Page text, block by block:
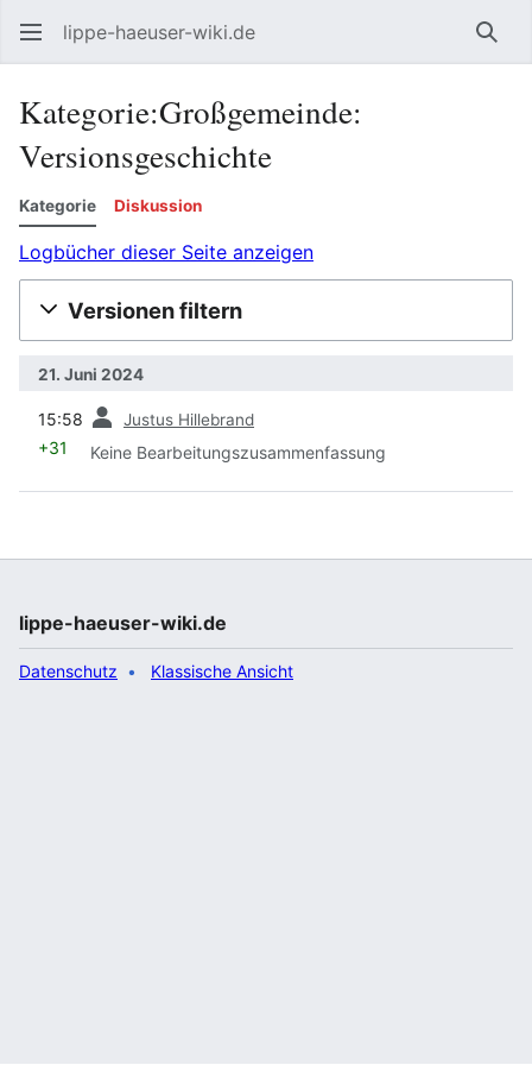
lippe-haeuser-wiki.de
Kategorie:Großgemeinde:
Versionsgeschichte
Kategorie Diskussion
Logbücher dieser Seite anzeigen
Versionen filtern
21. Juni 2024
15:58 Justus Hillebrand
+31 Keine Bearbeitungszusammenfassung
lippe-haeuser-wiki.de
Datenschutz Klassische Ansicht